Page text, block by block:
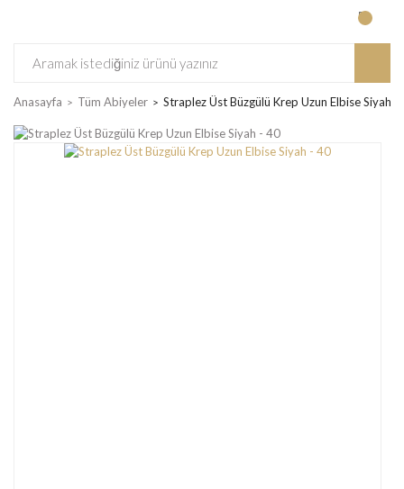
Anasayfa Tüm Abiyeler Straplez Üst Büzgülü Krep Uzun Elbise Siyah -